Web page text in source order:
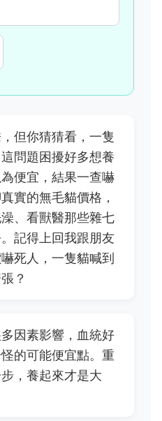
但你猜猜看，一隻
問題困擾好多想養
便宜，結果一查嚇
實的無毛貓價格，
、看獸醫那些雜七
記得上回我跟朋友
死人，一隻貓喊到
？
因素影響，血統好
的可能便宜點。重
，養起來才是大